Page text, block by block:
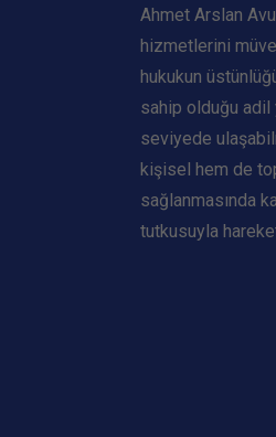
Ahmet Arslan
hizmetlerini
hukukun
sahip olduğu adil
seviyede
kişisel hem de
sağlanmasında
tutkusuyla